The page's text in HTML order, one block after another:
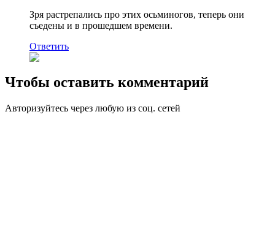
Зря растрепались про этих осьминогов, теперь они
съедены и в прошедшем времени.
Ответить
Чтобы оставить комментарий
Авторизуйтесь через любую из соц. сетей